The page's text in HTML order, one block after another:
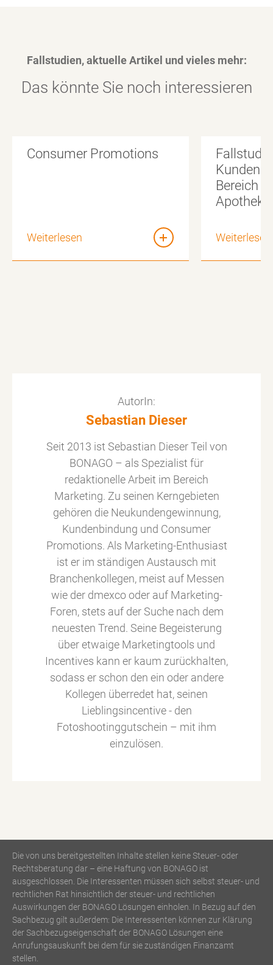
Fallstudien, aktuelle Artikel und vieles mehr:
Das könnte Sie noch interessieren
Consumer Promotions
Weiterlesen
Bereich
Weiterlesen
AutorIn:
Sebastian Dieser
Seit 2013 ist Sebastian Dieser Teil von
BONAGO – als Spezialist für
redaktionelle Arbeit im Bereich
Marketing. Zu seinen Kerngebieten
gehören die Neukundengewinnung,
Kundenbindung und Consumer
Promotions. Als Marketing-Enthusiast
ist er im ständigen Austausch mit
Branchenkollegen, meist auf Messen
wie der dmexco oder auf Marketing-
Foren, stets auf der Suche nach dem
neuesten Trend. Seine Begeisterung
über etwaige Marketingtools und
Incentives kann er kaum zurückhalten,
sodass er schon den ein oder andere
Kollegen überredet hat, seinen
Lieblingsincentive - den
Fotoshootinggutschein – mit ihm
einzulösen.
Die von uns bereitgestellten Inhalte stellen keine Steuer- oder
Rechtsberatung dar – eine Haftung von BONAGO ist
ausgeschlossen. Die Interessenten müssen sich selbst steuer- und
rechtlichen Rat hinsichtlich der steuer- und rechtlichen
Auswirkungen der BONAGO Lösungen einholen. In Bezug auf den
Sachbezug gilt außerdem: Die Interessenten können zur Klärung
der Sachbezugseigenschaft der BONAGO Lösungen eine
Anrufungsauskunft bei dem für sie zuständigen Finanzamt
stellen.